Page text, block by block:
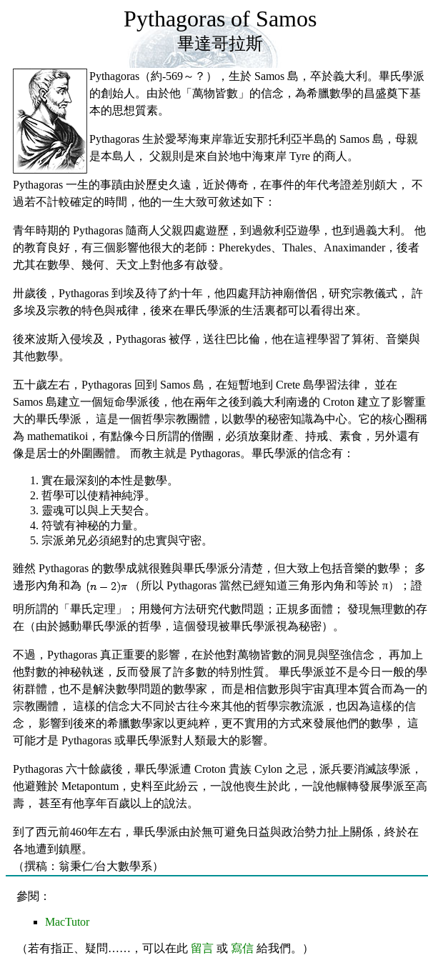
Pythagoras of Samos
畢達哥拉斯
Pythagoras（約-569～？），生於 Samos 島，卒於義大利。畢氏學派
的創始人。由於他「萬物皆數」的信念，為希臘數學的昌盛奠下基
本的思想質素。
Pythagoras 生於愛琴海東岸靠近安那托利亞半島的 Samos 島，母親
是本島人， 父親則是來自於地中海東岸 Tyre 的商人。
Pythagoras 一生的事蹟由於歷史久遠，近於傳奇，在事件的年代考證差別頗大， 不
過若不計較確定的時間，他的一生大致可敘述如下：
青年時期的 Pythagoras 隨商人父親四處遊歷，到過敘利亞遊學，也到過義大利。 他
的教育良好，有三個影響他很大的老師：Pherekydes、Thales、Anaximander，後者
尤其在數學、幾何、天文上對他多有啟發。
卅歲後，Pythagoras 到埃及待了約十年，他四處拜訪神廟僧侶，研究宗教儀式， 許
多埃及宗教的特色與戒律，後來在畢氏學派的生活裏都可以看得出來。
後來波斯入侵埃及，Pythagoras 被俘，送往巴比倫，他在這裡學習了算術、音樂與
其他數學。
五十歲左右，Pythagoras 回到 Samos 島，在短暫地到 Crete 島學習法律， 並在
Samos 島建立一個短命學派後，他在兩年之後到義大利南邊的 Croton 建立了影響重
大的畢氏學派， 這是一個哲學宗教團體，以數學的秘密知識為中心。它的核心圈稱
為 mathematikoi，有點像今日所謂的僧團，必須放棄財產、持戒、素食，另外還有
像是居士的外圍團體。 而教主就是 Pythagoras。畢氏學派的信念有：
實在最深刻的本性是數學。
哲學可以使精神純淨。
靈魂可以與上天契合。
符號有神秘的力量。
宗派弟兄必須絕對的忠實與守密。
雖然 Pythagoras 的數學成就很難與畢氏學派分清楚，但大致上包括音樂的數學； 多
邊形內角和為
（所以 Pythagoras 當然已經知道三角形內角和等於 π）；證
明所謂的「畢氏定理」；用幾何方法研究代數問題；正規多面體； 發現無理數的存
在（由於撼動畢氏學派的哲學，這個發現被畢氏學派視為秘密）。
不過，Pythagoras 真正重要的影響，在於他對萬物皆數的洞見與堅強信念， 再加上
他對數的神秘執迷，反而發展了許多數的特別性質。 畢氏學派並不是今日一般的學
術群體，也不是解決數學問題的數學家， 而是相信數形與宇宙真理本質合而為一的
宗教團體， 這樣的信念大不同於古往今來其他的哲學宗教流派，也因為這樣的信
念， 影響到後來的希臘數學家以更純粹，更不實用的方式來發展他們的數學， 這
可能才是 Pythagoras 或畢氏學派對人類最大的影響。
Pythagoras 六十餘歲後，畢氏學派遭 Croton 貴族 Cylon 之忌，派兵要消滅該學派，
他避難於 Metapontum，史料至此紛云，一說他喪生於此，一說他輾轉發展學派至高
壽， 甚至有他享年百歲以上的說法。
到了西元前460年左右，畢氏學派由於無可避免日益與政治勢力扯上關係，終於在
各地遭到鎮壓。
（撰稿：翁秉仁∕台大數學系）
參閱：
MacTutor
（若有指正、疑問……，可以在此 留言 或 寫信 給我們。）